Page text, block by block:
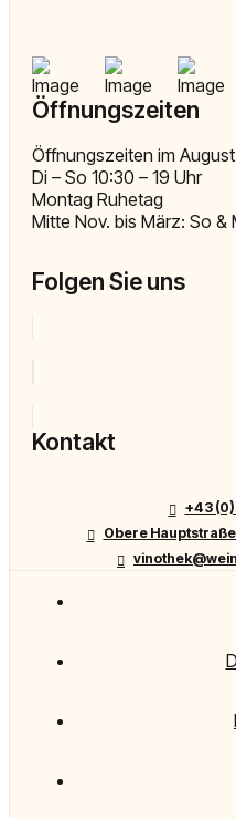
Öffnungszeiten
Öffnungszeiten im August
Di – So 10:30 – 19 Uhr
Montag Ruhetag
Mitte Nov. bis März: So &
Folgen Sie uns
Kontakt
+43 (0)
Obere Hauptstraße